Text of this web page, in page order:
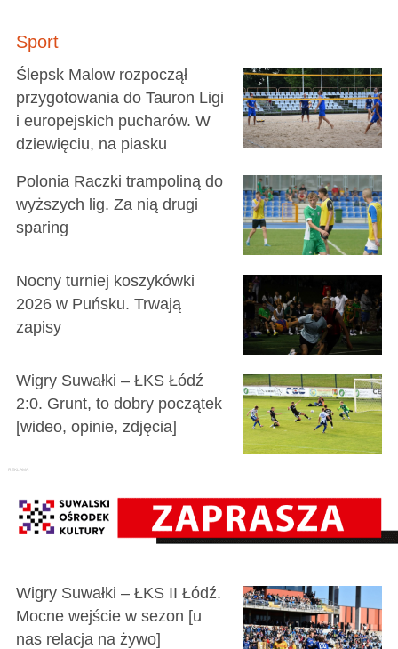
Sport
Ślepsk Malow rozpoczął
przygotowania do Tauron Ligi
i europejskich pucharów. W
dziewięciu, na piasku
Polonia Raczki trampoliną do
wyższych lig. Za nią drugi
sparing
Nocny turniej koszykówki
2026 w Puńsku. Trwają
zapisy
Wigry Suwałki – ŁKS Łódź
2:0. Grunt, to dobry początek
[wideo, opinie, zdjęcia]
Wigry Suwałki – ŁKS II Łódź.
Mocne wejście w sezon [u
nas relacja na żywo]